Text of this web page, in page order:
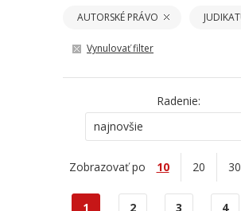
AUTORSKÉ PRÁVO
Vynulovať filter
Radenie:
najnovšie
Zobrazovať po 10 20 30
1 2 3 4